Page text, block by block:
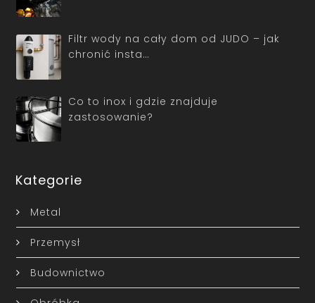
Filtr wody na cały dom od JUDO – jak
chronić insta…
Co to inox i gdzie znajduje
zastosowanie?
Kategorie
Metal
Przemysł
Budownictwo